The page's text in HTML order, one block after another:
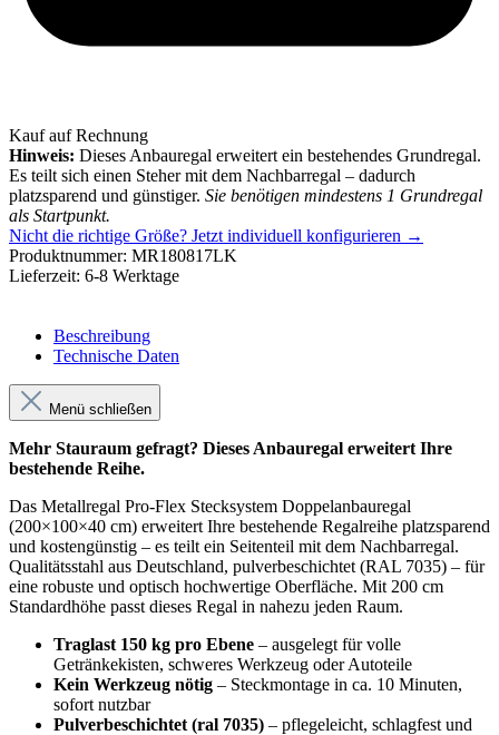
Kauf auf Rechnung
Hinweis: Dieses Anbauregal erweitert ein bestehendes Grundregal.
Es teilt sich einen Steher mit dem Nachbarregal – dadurch
platzsparend und günstiger. Sie benötigen mindestens 1 Grundregal
als Startpunkt.
Nicht die richtige Größe? Jetzt individuell konfigurieren →
Produktnummer: MR180817LK
Lieferzeit: 6-8 Werktage
Beschreibung
Technische Daten
Menü schließen
Mehr Stauraum gefragt? Dieses Anbauregal erweitert Ihre
bestehende Reihe.
Das Metallregal Pro-Flex Stecksystem Doppelanbauregal
(200×100×40 cm) erweitert Ihre bestehende Regalreihe platzsparend
und kostengünstig – es teilt ein Seitenteil mit dem Nachbarregal.
Qualitätsstahl aus Deutschland, pulverbeschichtet (RAL 7035) – für
eine robuste und optisch hochwertige Oberfläche. Mit 200 cm
Standardhöhe passt dieses Regal in nahezu jeden Raum.
Traglast 150 kg pro Ebene – ausgelegt für volle
Getränkekisten, schweres Werkzeug oder Autoteile
Kein Werkzeug nötig – Steckmontage in ca. 10 Minuten,
sofort nutzbar
Pulverbeschichtet (ral 7035) – pflegeleicht, schlagfest und